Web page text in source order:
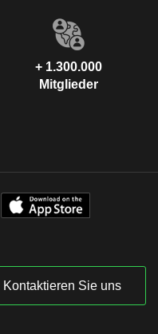
+ 1.300.000
Mitglieder
Kontaktieren Sie uns